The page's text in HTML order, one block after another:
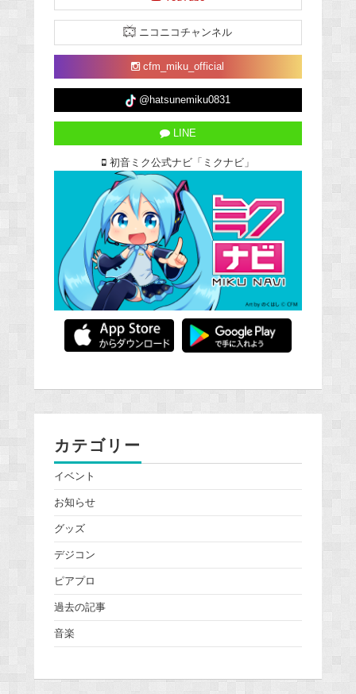
ニコニコチャンネル
cfm_miku_official
@hatsunemiku0831
LINE
初音ミク公式ナビ「ミクナビ」
カテゴリー
イベント
お知らせ
グッズ
デジコン
ピアプロ
過去の記事
音楽